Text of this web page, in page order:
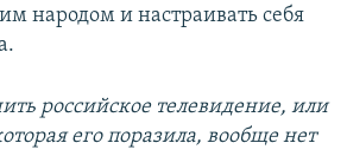
народом и настраивать себя
российское телевидение, или
его поразила, вообще нет